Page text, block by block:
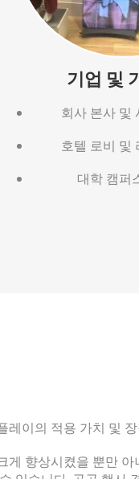
기업 및
회사 본사 및
호텔 로비 및
대학 캠퍼
레이의 적용 가치 및
게 향상시켰을 뿐만